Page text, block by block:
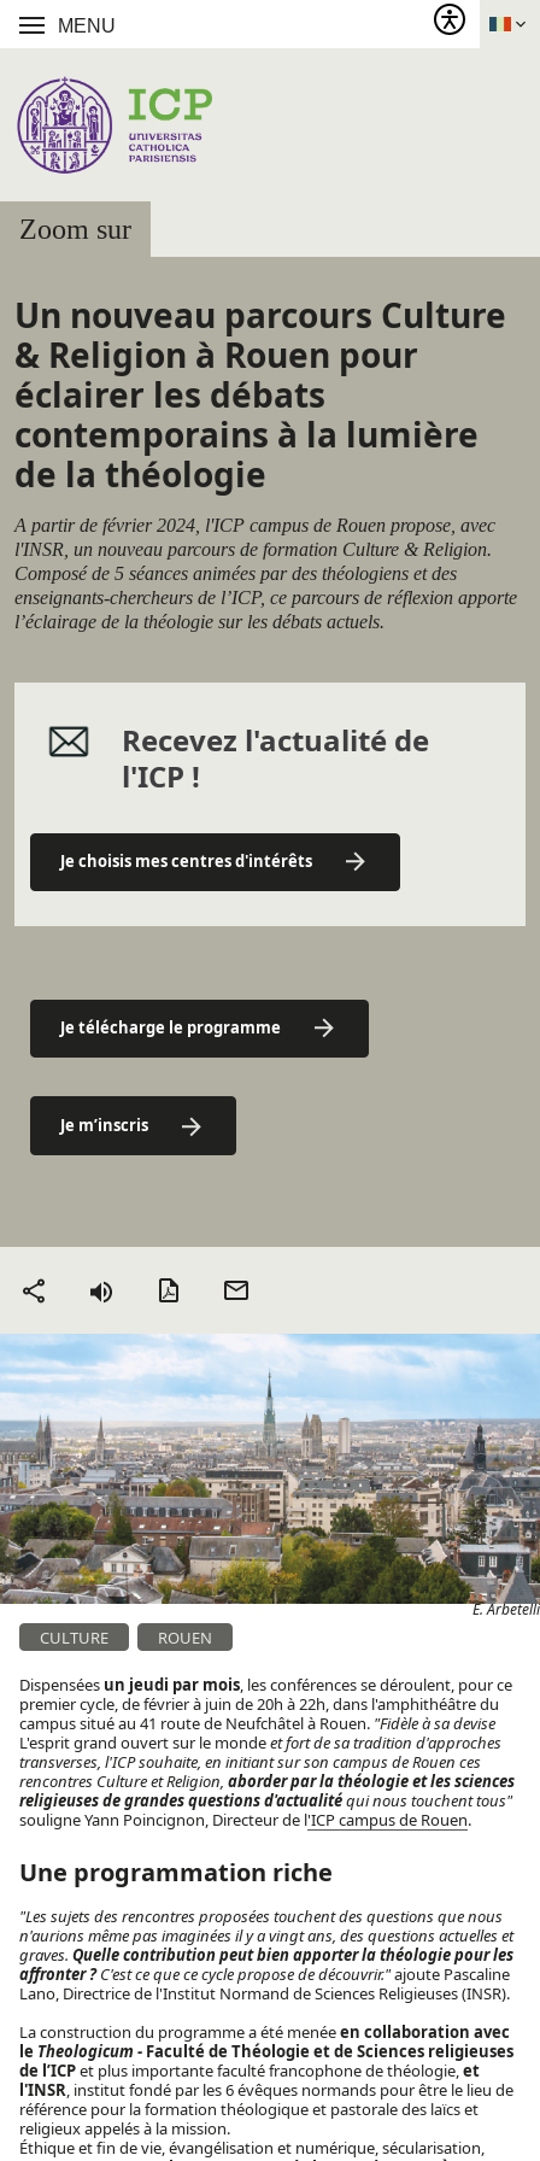
MENU
Zoom sur
Un nouveau parcours Culture
& Religion à Rouen pour
éclairer les débats
contemporains à la lumière
de la théologie
A partir de février 2024, l'ICP campus de Rouen propose, avec
l'INSR, un nouveau parcours de formation Culture & Religion.
Composé de 5 séances animées par des théologiens et des
enseignants-chercheurs de l’ICP, ce parcours de réflexion apporte
l’éclairage de la théologie sur les débats actuels.
Recevez l'actualité de
l'ICP !
Je choisis mes centres d'intérêts
Je télécharge le programme
Je m’inscris
Partager Version PDF
E. Arbetelli
CULTURE ROUEN
Dispensées un jeudi par mois, les conférences se déroulent, pour ce
premier cycle, de février à juin de 20h à 22h, dans l'amphithéâtre du
campus situé au 41 route de Neufchâtel à Rouen. "Fidèle à sa devise
L'esprit grand ouvert sur le mondeet fort de sa tradition d'approches
transverses, l'ICP souhaite, en initiant sur son campus de Rouen ces
rencontres Culture et Religion, aborder par la théologie et les sciences
religieuses de grandes questions d'actualitéqui nous touchent tous"
souligne Yann Poincignon, Directeur de l'ICP campus de Rouen.
Une programmation riche
"Les sujets des rencontres proposées touchent des questions que nous
n'aurions même pas imaginées il y a vingt ans, des questions actuelles et
graves. Quelle contribution peut bien apporter la théologie pour les
affronter ?C'est ce que ce cycle propose de découvrir."ajoute Pascaline
Lano, Directrice de l'Institut Normand de Sciences Religieuses (INSR).
La construction du programme a été menéeen collaboration avec
le Theologicum - Faculté de Théologie et de Sciences religieuses
de l’ICPet plus importante faculté francophone de théologie,et
l'INSR, institut fondé par les 6 évêques normands pour être le lieu de
référence pour la formation théologique et pastorale des laïcs et
religieux appelés à la mission.
Éthique et fin de vie, évangélisation et numérique, sécularisation,